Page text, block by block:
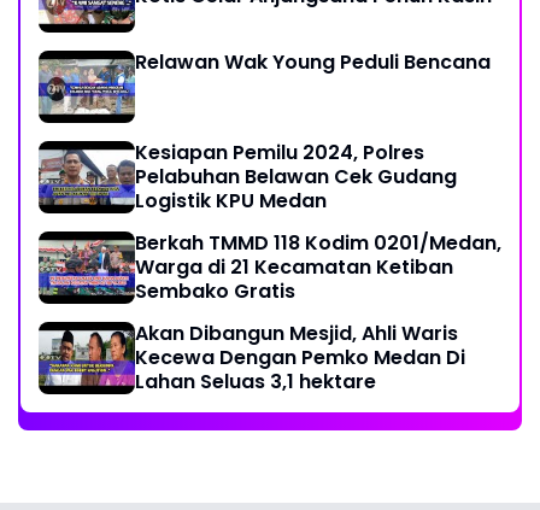
Relawan Wak Young Peduli Bencana
Kesiapan Pemilu 2024, Polres
Pelabuhan Belawan Cek Gudang
Logistik KPU Medan
Berkah TMMD 118 Kodim 0201/Medan,
Warga di 21 Kecamatan Ketiban
Sembako Gratis
Akan Dibangun Mesjid, Ahli Waris
Kecewa Dengan Pemko Medan Di
Lahan Seluas 3,1 hektare